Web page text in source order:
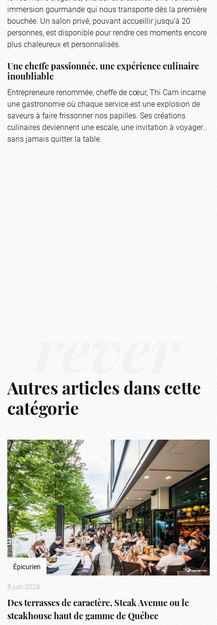
immersion gourmande qui nous transporte dès la première
bouchée. Un salon privé, pouvant accueillir jusqu’à 20
personnes, est disponible pour rendre ces moments encore
plus chaleureux et personnalisés.
Une cheffe passionnée, une expérience culinaire
inoubliable
Entrepreneure renommée, cheffe de cœur, Thi Cam incarne
une gastronomie où chaque service est une explosion de
saveurs à faire frissonner nos papilles. Ses créations
culinaires deviennent une escale, une invitation à voyager…
sans jamais quitter la table.
rêver
Autres articles dans cette
catégorie
Épicurien
8 juin 2026
Des terrasses de caractère, Steak Avenue ou le
steakhouse haut de gamme de Québec